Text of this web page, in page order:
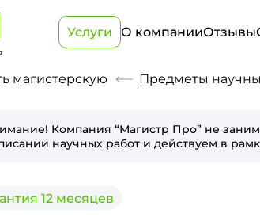
Услуги О компанииОтзывы
магистерскую Предметы
Компания “Магистр Про” не
научных работ и действуем в
12 месяцев